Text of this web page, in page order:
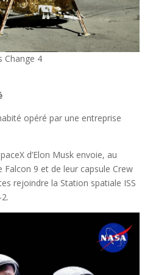
Change 4
opéré par une entreprise
d’Elon Musk envoie, au
Falcon 9 et de leur capsule Crew
rejoindre la Station spatiale ISS